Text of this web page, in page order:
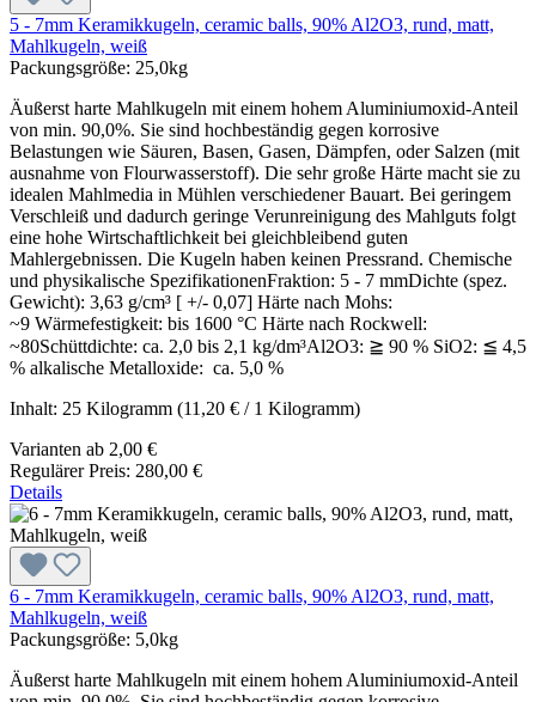
5 - 7mm Keramikkugeln, ceramic balls, 90% Al2O3, rund, matt,
Mahlkugeln, weiß
Packungsgröße: 25,0kg
Äußerst harte Mahlkugeln mit einem hohem Aluminiumoxid-Anteil
von min. 90,0%. Sie sind hochbeständig gegen korrosive
Belastungen wie Säuren, Basen, Gasen, Dämpfen, oder Salzen (mit
ausnahme von Flourwasserstoff). Die sehr große Härte macht sie zu
idealen Mahlmedia in Mühlen verschiedener Bauart. Bei geringem
Verschleiß und dadurch geringe Verunreinigung des Mahlguts folgt
eine hohe Wirtschaftlichkeit bei gleichbleibend guten
Mahlergebnissen. Die Kugeln haben keinen Pressrand. Chemische
und physikalische SpezifikationenFraktion: 5 - 7 mmDichte (spez.
Gewicht): 3,63 g/cm³ [ +/- 0,07] Härte nach Mohs:
~9 Wärmefestigkeit: bis 1600 °C Härte nach Rockwell:
~80Schüttdichte: ca. 2,0 bis 2,1 kg/dm³Al2O3: ≧ 90 % SiO2: ≦ 4,5
% alkalische Metalloxide: ca. 5,0 %
Inhalt: 25 Kilogramm (11,20 € / 1 Kilogramm)
Varianten ab 2,00 €
Regulärer Preis: 280,00 €
Details
6 - 7mm Keramikkugeln, ceramic balls, 90% Al2O3, rund, matt,
Mahlkugeln, weiß
Packungsgröße: 5,0kg
Äußerst harte Mahlkugeln mit einem hohem Aluminiumoxid-Anteil